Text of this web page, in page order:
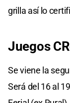
grilla así lo
Juegos
Se viene la
Será del 16 al